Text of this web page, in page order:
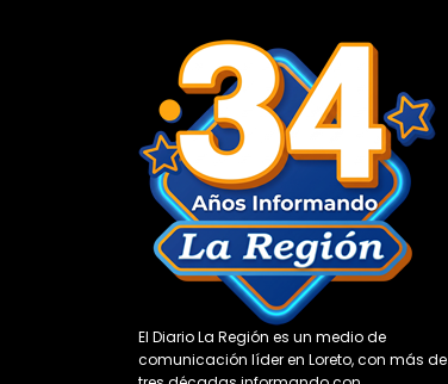
El Diario La Región es un medio de
comunicación líder en Loreto, con más de